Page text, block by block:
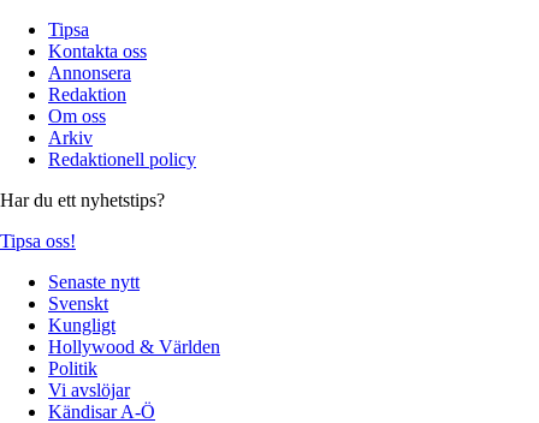
Tipsa
Kontakta oss
Annonsera
Redaktion
Om oss
Arkiv
Redaktionell policy
Har du ett nyhetstips?
Tipsa oss!
Senaste nytt
Svenskt
Kungligt
Hollywood & Världen
Politik
Vi avslöjar
Kändisar A-Ö